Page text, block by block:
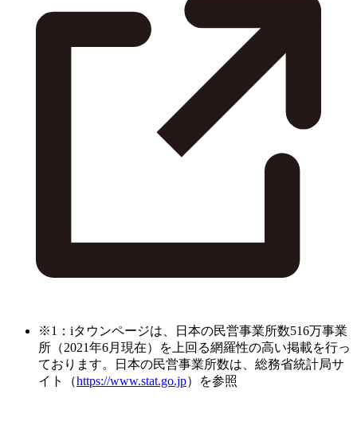
※1：iタウンページは、日本の民営事業所数516万事業
所（2021年6月現在）を上回る網羅性の高い掲載を行っ
ております。日本の民営事業所数は、総務省統計局サ
イト（https://www.stat.go.jp）を参照